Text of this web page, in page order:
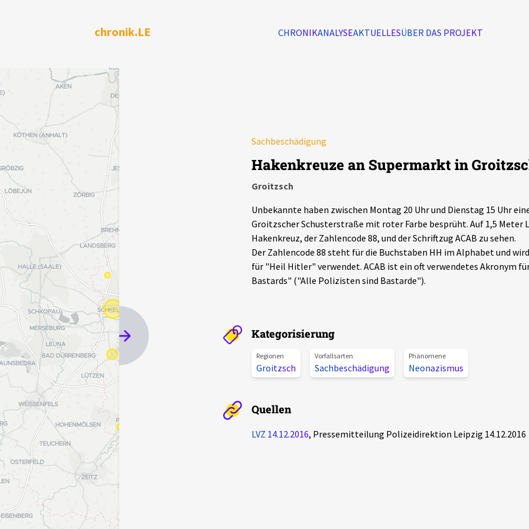
chronik.LE CHRONIKANALYSEAKTUELLESÜBER DAS PROJEKT
Sachbeschädigung
Hakenkreuze an Supermarkt in
Groitzsch
Unbekannte haben zwischen Montag 20 Uhr und Dienstag 15 Uhr
Groitzscher Schusterstraße mit roter Farbe besprüht. Auf 1,5 Meter
Hakenkreuz, der Zahlencode 88, und der Schriftzug ACAB zu sehen.
Der Zahlencode 88 steht für die Buchstaben HH im Alphabet und
für "Heil Hitler" verwendet. ACAB ist ein oft verwendetes Akronym
Bastards" ("Alle Polizisten sind Bastarde").
Kategorisierung
Regionen
Groitzsch
Vorfallsarten
Sachbeschädigung
Phänomene
Neonazismus
Quellen
LVZ 14.12.2016, Pressemitteilung Polizeidirektion Leipzig 14.12.2016